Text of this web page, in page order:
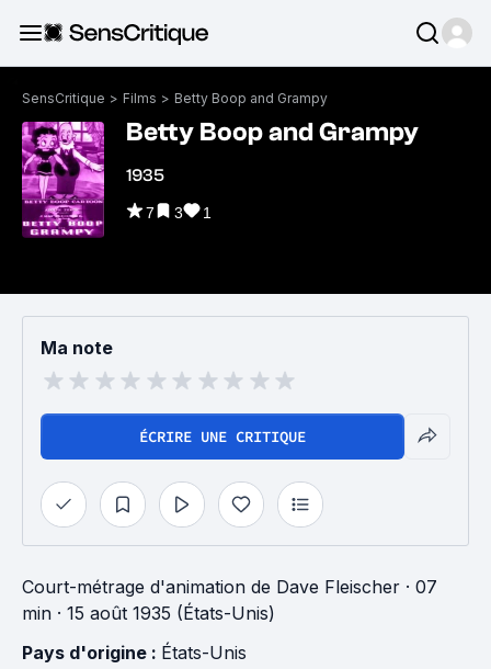
SensCritique > Films > Betty Boop and Grampy
Betty Boop and Grampy
1935
7 3 1
Ma note
ÉCRIRE UNE CRITIQUE
Court-métrage d'animation de Dave Fleischer · 07
min · 15 août 1935 (États-Unis)
Pays d'origine : États-Unis